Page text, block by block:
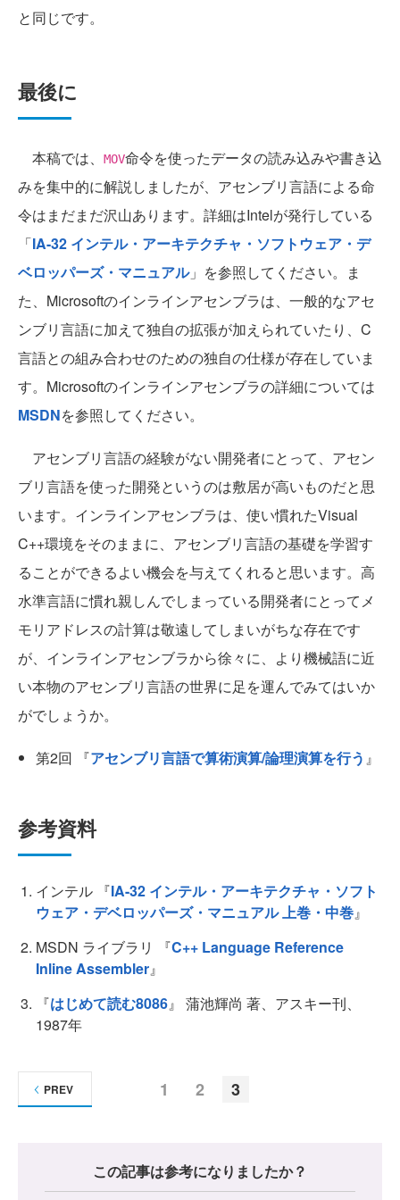
と同じです。
最後に
本稿では、 MOV命令を使ったデータの読み込みや書き込
みを集中的に解説しましたが、アセンブリ言語による命
令はまだまだ沢山あります。詳細はIntelが発行している
「IA-32 インテル・アーキテクチャ・ソフトウェア・デ
ベロッパーズ・マニュアル」を参照してください。ま
た、Microsoftのインラインアセンブラは、一般的なアセ
ンブリ言語に加えて独自の拡張が加えられていたり、C
言語との組み合わせのための独自の仕様が存在していま
す。Microsoftのインラインアセンブラの詳細については
MSDNを参照してください。
アセンブリ言語の経験がない開発者にとって、アセン
ブリ言語を使った開発というのは敷居が高いものだと思
います。インラインアセンブラは、使い慣れたVisual
C++環境をそのままに、アセンブリ言語の基礎を学習す
ることができるよい機会を与えてくれると思います。高
水準言語に慣れ親しんでしまっている開発者にとってメ
モリアドレスの計算は敬遠してしまいがちな存在です
が、インラインアセンブラから徐々に、より機械語に近
い本物のアセンブリ言語の世界に足を運んでみてはいか
がでしょうか。
第2回 『アセンブリ言語で算術演算/論理演算を行う 』
参考資料
インテル 『IA-32 インテル・アーキテクチャ・ソフト
ウェア・デベロッパーズ・マニュアル 上巻・中巻』
MSDN ライブラリ 『C++ Language Reference
Inline Assembler』
『はじめて読む8086』 蒲池輝尚 著、アスキー刊、
1987年
1 2 3
PREV
この記事は参考になりましたか？